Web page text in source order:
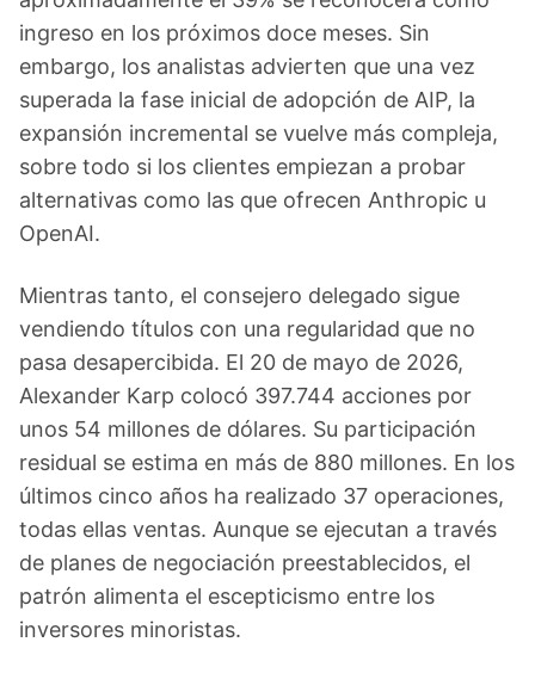
ingreso en los próximos doce meses. Sin
embargo, los analistas advierten que una vez
superada la fase inicial de adopción de AIP, la
expansión incremental se vuelve más compleja,
sobre todo si los clientes empiezan a probar
alternativas como las que ofrecen Anthropic u
OpenAI.
Mientras tanto, el consejero delegado sigue
vendiendo títulos con una regularidad que no
pasa desapercibida. El 20 de mayo de 2026,
Alexander Karp colocó 397.744 acciones por
unos 54 millones de dólares. Su participación
residual se estima en más de 880 millones. En los
últimos cinco años ha realizado 37 operaciones,
todas ellas ventas. Aunque se ejecutan a través
de planes de negociación preestablecidos, el
patrón alimenta el escepticismo entre los
inversores minoristas.